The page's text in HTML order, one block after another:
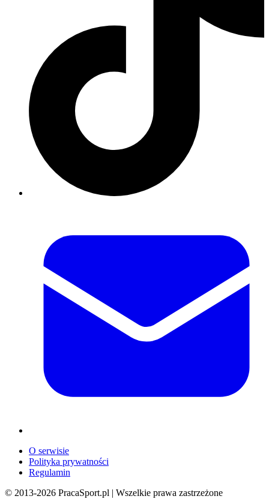
O serwisie
Polityka prywatności
Regulamin
© 2013-2026 PracaSport.pl | Wszelkie prawa zastrzeżone